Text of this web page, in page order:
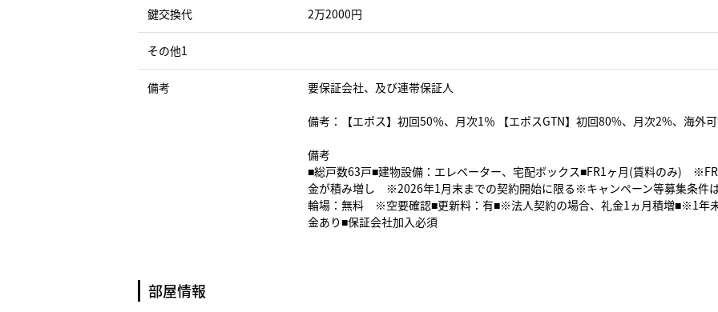
鍵交換代 2万2000円
その他1
備考 要保証会社、及び連帯保証人
備考：【エポス】初回50％、月次1％ 【エポスGTN】初回80%、月次2%、海外
備考
■総戸数63戸■建物設備：エレベーター、宅配ボックス■FR1ヶ月(賃料のみ)
金が積み増し ※2026年1月末までの契約開始に限る※キャンペーン等募集条件
輪場：無料 ※空要確認■更新料：有■※法人契約の場合、礼金1ヵ月積増■※1年
金あり■保証会社加入必須
部屋情報